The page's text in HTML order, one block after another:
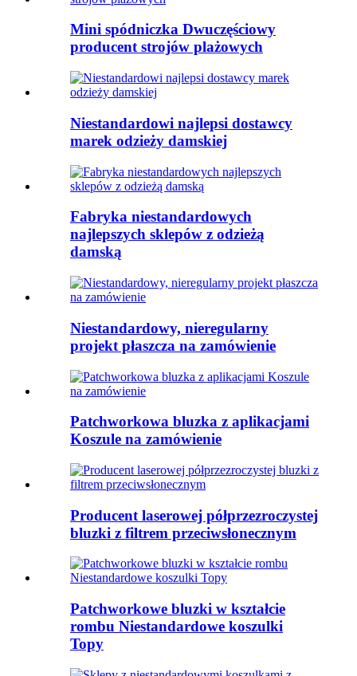
Mini spódniczka Dwuczęściowy
producent strojów plażowych
Niestandardowi najlepsi dostawcy
marek odzieży damskiej
Fabryka niestandardowych
najlepszych sklepów z odzieżą
damską
Niestandardowy, nieregularny
projekt płaszcza na zamówienie
Patchworkowa bluzka z aplikacjami
Koszule na zamówienie
Producent laserowej półprzezroczystej
bluzki z filtrem przeciwsłonecznym
Patchworkowe bluzki w kształcie
rombu Niestandardowe koszulki
Topy